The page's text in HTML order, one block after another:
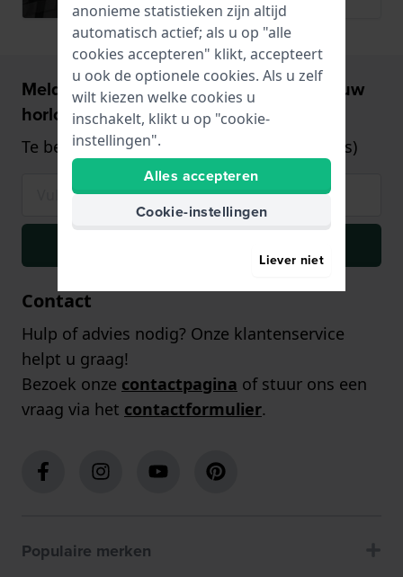
Meld u aan en ontvang €5,- korting op uw
horloge!
Te besteden vanaf €75,- (alleen op horloges)
Contact
Hulp of advies nodig? Onze klantenservice
helpt u graag!
Bezoek onze contactpagina of stuur ons een
vraag via het contactformulier.
Populaire merken
anonieme statistieken zijn altijd
automatisch actief; als u op "alle
cookies accepteren" klikt, accepteert
u ook de optionele cookies. Als u zelf
wilt kiezen welke cookies u
inschakelt, klikt u op "cookie-
instellingen".
Alles accepteren
Cookie-instellingen
Liever niet